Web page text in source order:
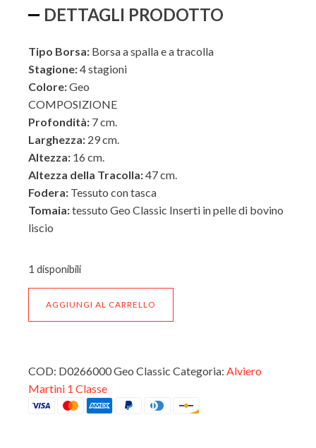
ESTERNO
INTERNO
DETTAGLI PRODOTTO
Tipo Borsa: Borsa a spalla e a tracolla
Stagione:4 stagioni
Colore:Geo
COMPOSIZIONE
Profondità: 7 cm.
Larghezza: 29 cm.
Altezza: 16 cm.
Altezza della Tracolla:47 cm.
Fodera: Tessuto con tasca
Tomaia:tessuto Geo Classic Inserti in pelle di bovino
liscio
1 disponibili
Alviero
D0266000
Classic
quantità
AGGIUNGI AL CARRELLO
COD: D0266000 Geo Classic Categoria: Alviero
Martini 1 Classe